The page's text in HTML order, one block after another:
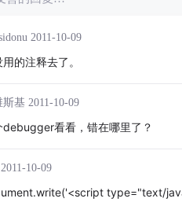
2011-10-09
的注释去了。
斯基 2011-10-09
debugger看看，错在哪里了？
2011-10-09
type="text/